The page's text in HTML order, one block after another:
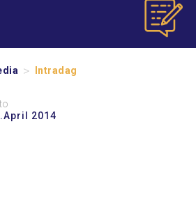
> Intradag
2014